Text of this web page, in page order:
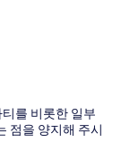
를 비롯한 일부
점을 양지해 주시